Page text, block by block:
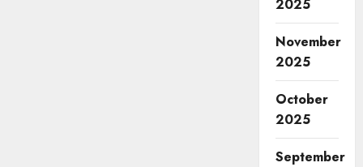
2025
November
2025
October
2025
September